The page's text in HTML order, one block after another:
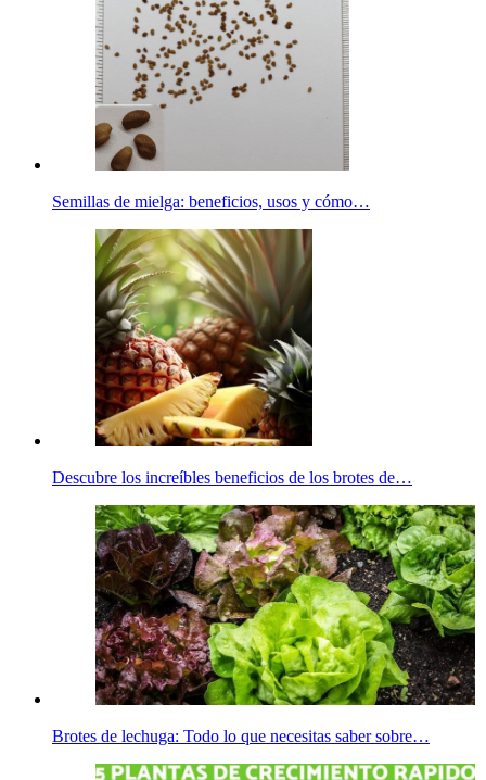
Semillas de mielga: beneficios, usos y cómo…
Descubre los increíbles beneficios de los brotes de…
Brotes de lechuga: Todo lo que necesitas saber sobre…